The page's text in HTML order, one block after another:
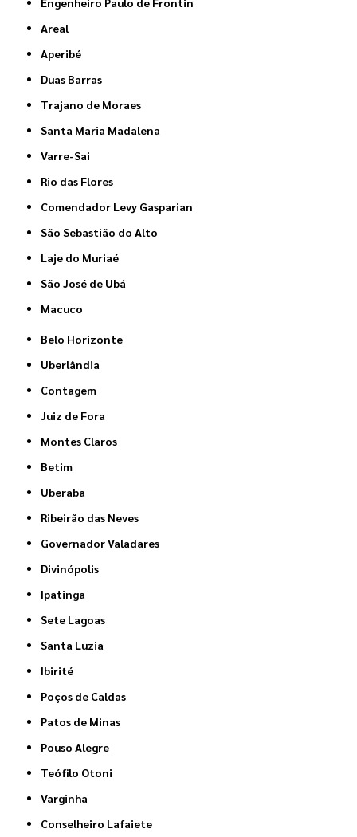
Areal
Aperibé
Duas Barras
Trajano de Moraes
Santa Maria Madalena
Varre-Sai
Rio das Flores
Comendador Levy Gasparian
São Sebastião do Alto
Laje do Muriaé
São José de Ubá
Macuco
Belo Horizonte
Uberlândia
Contagem
Juiz de Fora
Montes Claros
Betim
Uberaba
Ribeirão das Neves
Governador Valadares
Divinópolis
Ipatinga
Sete Lagoas
Santa Luzia
Ibirité
Poços de Caldas
Patos de Minas
Pouso Alegre
Teófilo Otoni
Varginha
Conselheiro Lafaiete